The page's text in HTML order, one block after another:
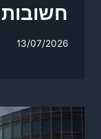
חשובות
13/07/2026